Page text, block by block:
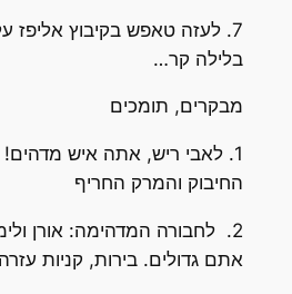
7. לעזה טאפש בקיבוץ אליפז
בלילה קר…
מבקרים, תומכים
1. לאבי ריש, אתה איש מדהים!
החיבוק והמרק החריף
2. לחבורה המדהימה: אורן
אתם גדולים. בירות, קניות